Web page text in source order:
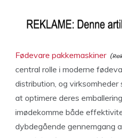
Fødevare pakkemaskiner
central rolle i moderne
distribution, og
at optimere deres
imødekomme både
dybdegående gennemgang